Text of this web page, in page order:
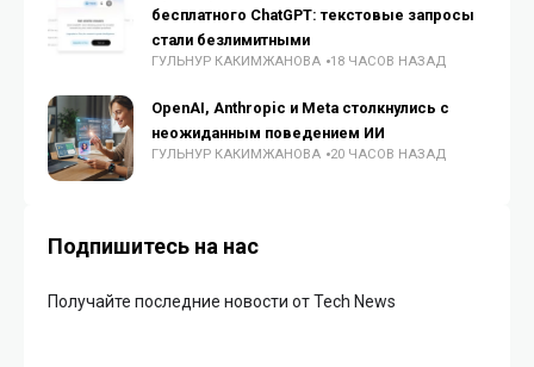
бесплатного ChatGPT: текстовые запросы
стали безлимитными
ГУЛЬНУР КАКИМЖАНОВА 18 ЧАСОВ НАЗАД
OpenAI, Anthropic и Meta столкнулись с
неожиданным поведением ИИ
ГУЛЬНУР КАКИМЖАНОВА 20 ЧАСОВ НАЗАД
Подпишитесь на нас
Получайте последние новости от Tech News